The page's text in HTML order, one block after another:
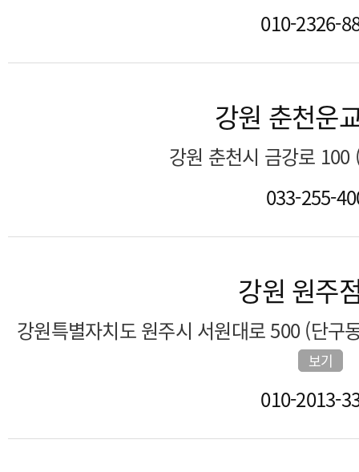
010-2326-
강원 춘천
강원 춘천시 금강로
033-255-
강원 원
강원특별자치도 원주시 서원대로 500 (단
보기
010-2013-